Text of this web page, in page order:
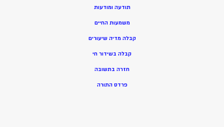
תודעה ומודעות
משמעות החיים
קבלה מדיה שיעורים
קבלה בשידור חי
חזרה בתשובה
פרדס התורה